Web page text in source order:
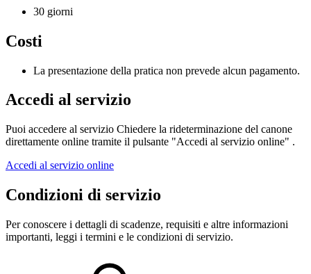
30 giorni
Costi
La presentazione della pratica non prevede alcun pagamento.
Accedi al servizio
Puoi accedere al servizio Chiedere la rideterminazione del canone
direttamente online tramite il pulsante "Accedi al servizio online" .
Accedi al servizio online
Condizioni di servizio
Per conoscere i dettagli di scadenze, requisiti e altre informazioni
importanti, leggi i termini e le condizioni di servizio.